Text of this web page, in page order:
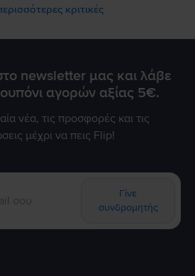
κριτικές
newsletter μας και λάβε
αγορών αξίας 5€.
νέα, τις προσφορές και τις
μέχρι να πεις Flip!
Γίνε
συνδρομητής